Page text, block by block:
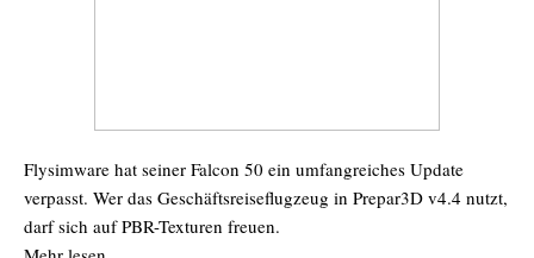
Flysimware hat seiner Falcon 50 ein umfangreiches Update
verpasst. Wer das Geschäftsreiseflugzeug in Prepar3D v4.4 nutzt,
darf sich auf PBR-Texturen freuen.